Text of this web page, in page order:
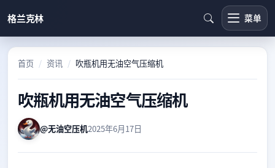
跳转到主要内容
格兰克林 菜单
首页 资讯 吹瓶机用无油空气压缩机
吹瓶机用无油空气压缩机
@无油空压机2025年6月17日